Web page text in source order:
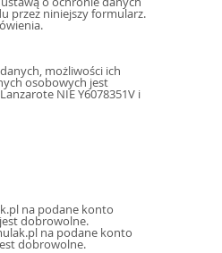
przez niniejszy formularz.
możliwości ich
osobowych jest
NIE Y6078351V i
na podane konto
inne konta poczty elektronicznej. Podanie danych jest dobrowolne.
na podane konto
dobrowolne.